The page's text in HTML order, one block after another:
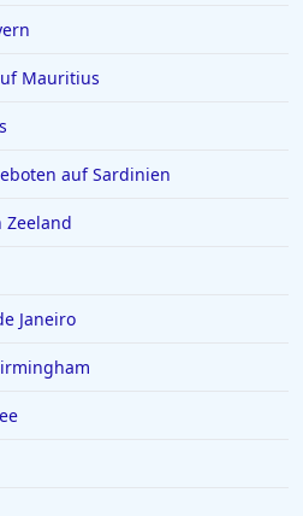
Mauritius
auf Sardinien
Janeiro